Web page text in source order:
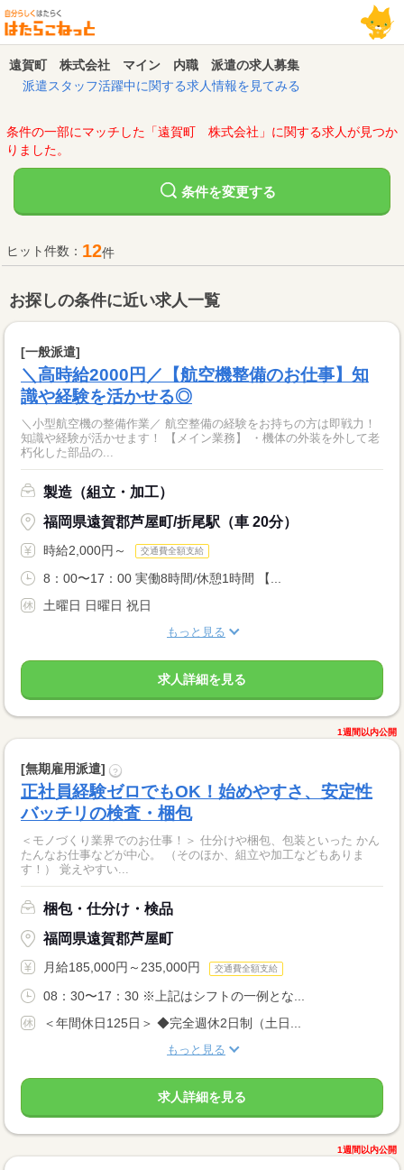
遠賀町 株式会社 マイン 内職 派遣の求人募集
派遣スタッフ活躍中に関する求人情報を見てみる
条件の一部にマッチした「遠賀町 株式会社」に関する求人が見つか
りました。
条件を変更する
ヒット件数： 12件
お探しの条件に近い求人一覧
[一般派遣]
＼高時給2000円／【航空機整備のお仕事】知
識や経験を活かせる◎
＼小型航空機の整備作業／ 航空整備の経験をお持ちの方は即戦力！
知識や経験が活かせます！ 【メイン業務】 ・機体の外装を外して老
朽化した部品の...
製造（組立・加工）
福岡県遠賀郡芦屋町/折尾駅（車 20分）
時給2,000円～ 交通費全額支給
8：00〜17：00 実働8時間/休憩1時間 【...
土曜日 日曜日 祝日
もっと見る
求人詳細を見る
1週間以内公開
[無期雇用派遣] ?
正社員経験ゼロでもOK！始めやすさ、安定性
バッチリの検査・梱包
＜モノづくり業界でのお仕事！＞ 仕分けや梱包、包装といった かん
たんなお仕事などが中心。 （そのほか、組立や加工などもありま
す！） 覚えやすい...
梱包・仕分け・検品
福岡県遠賀郡芦屋町
月給185,000円～235,000円 交通費全額支給
08：30〜17：30 ※上記はシフトの一例とな...
＜年間休日125日＞ ◆完全週休2日制（土日...
もっと見る
求人詳細を見る
1週間以内公開